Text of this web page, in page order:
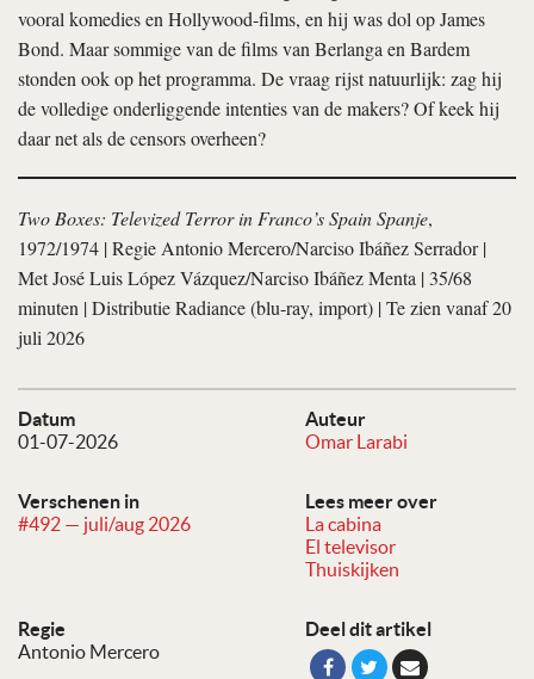
Datum
01-07-2026
Auteur
Omar Larabi
Verschenen in
#492 — juli/aug 2026
Lees meer over
La cabina
El televisor
Thuiskijken
Regie
Antonio Mercero
Deel dit artikel
vooral komedies en Hollywood-films, en hij was dol op James
Bond. Maar sommige van de films van Berlanga en Bardem
stonden ook op het programma. De vraag rijst natuurlijk: zag hij
de volledige onderliggende intenties van de makers? Of keek hij
daar net als de censors overheen?
Two Boxes: Televized Terror in Franco’s Spain Spanje,
1972/1974 | Regie Antonio Mercero/Narciso Ibáñez Serrador |
Met José Luis López Vázquez/Narciso Ibáñez Menta | 35/68
minuten | Distributie Radiance (blu-ray, import) | Te zien vanaf 20
juli 2026